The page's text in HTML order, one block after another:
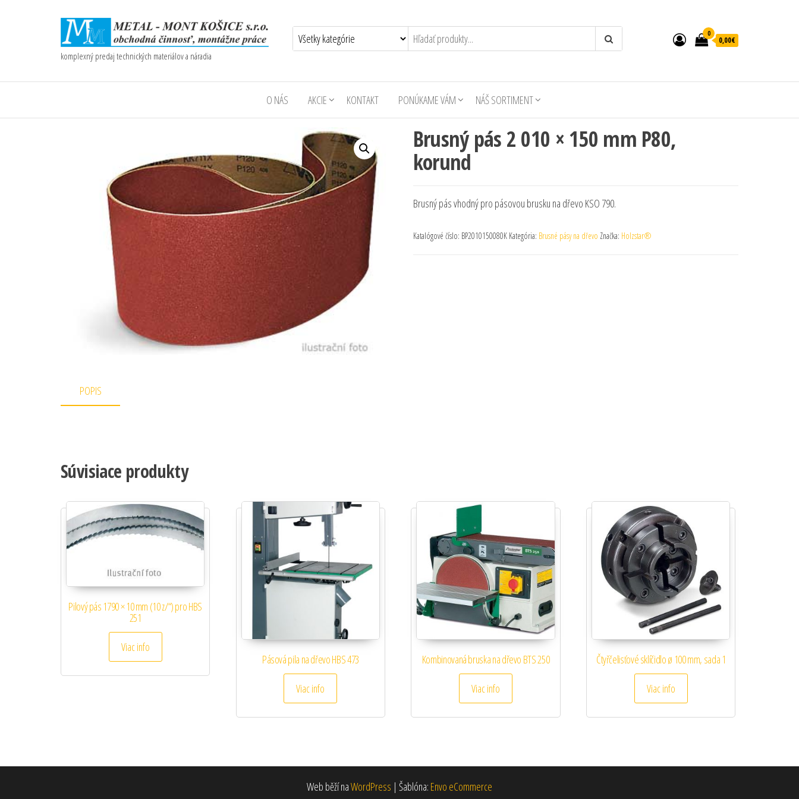
komplexný predaj technických materiálov a náradia
0
0,00€
O NÁS AKCIE KONTAKT PONÚKAME VÁM NÁŠ SORTIMENT
Brusný pás 2 010 × 150 mm P80,
korund
Brusný pás vhodný pro pásovou brusku na dřevo KSO 790.
Katalógové číslo: BP2010150080K Kategória: Brusné pásy na dřevo Značka: Holzstar®
POPIS
Súvisiace produkty
Pilový pás 1790 × 10 mm (10 z/“) pro HBS
251
Viac info
Pásová pila na dřevo HBS 473
Viac info
Kombinovaná bruska na dřevo BTS 250
Viac info
Čtyřčelisťové sklíčidlo ø 100 mm, sada 1
Viac info
Web běží naWordPress | Šablóna: Envo eCommerce